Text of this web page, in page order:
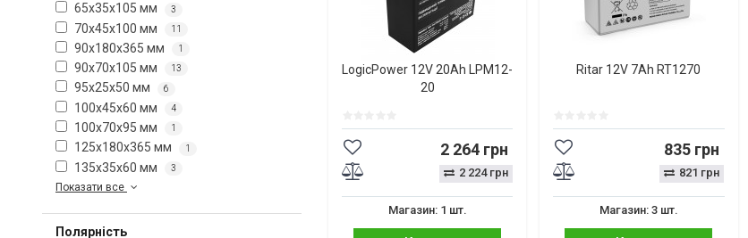
65x35x105 мм 3
70x45x100 мм 11
90x180x365 мм 1
90x70x105 мм 13
95x25x50 мм 6
100x45x60 мм 4
100x70x95 мм 1
125x180x365 мм 1
135x35x60 мм 3
Показати все
Полярність
LogicPower 12V 20Ah LPM12-
20
2 264 грн
2 224 грн
Магазин: 1 шт.
Ritar 12V 7Ah RT1270
835 грн
821 грн
Магазин: 3 шт.